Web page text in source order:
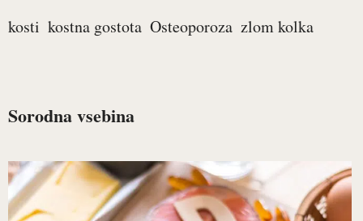
kosti kostna gostota Osteoporoza zlom kolka
Sorodna vsebina